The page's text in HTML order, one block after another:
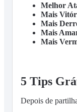
Melhor
Mais
Mais
Mais
Mais
5 Tips
Depois de